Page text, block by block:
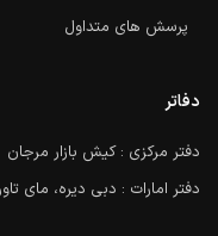
پرسش های متداول
دفاتر
دفتر مرکزی : کیش بازار مرجان
دفتر امارات : دبی دیره، مای تاور